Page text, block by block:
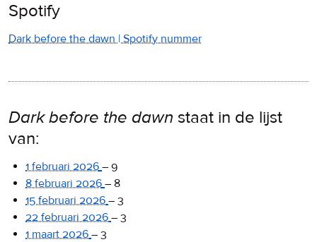
Spotify
Dark before the dawn | Spotify nummer
Dark before the dawn staat in de lijst
van:
1 februari 2026 – 9
8 februari 2026 – 8
15 februari 2026 – 3
22 februari 2026 – 3
1 maart 2026 – 3